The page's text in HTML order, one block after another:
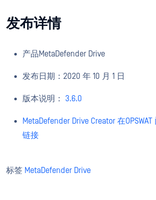
发布详情
产品MetaDefender Drive
发布日期：2020 年 10 月 1 日
版本说明： 3.6.0
MetaDefender Drive Creator 在
链接
标签 MetaDefender Drive